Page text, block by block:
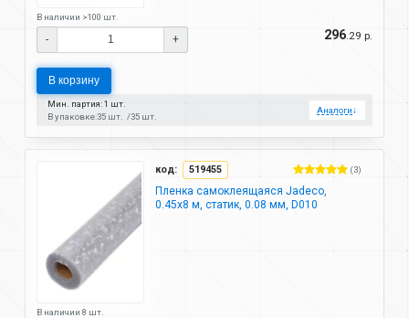
В наличии >100 шт.
- + 296.29 р.
В корзину
Мин. партия: 1 шт.
В упаковке:35 шт. 35 шт.
Аналоги↓
код: 519455 (3)
Пленка самоклеящаяся Jadeco,
0.45х8 м, статик, 0.08 мм, D010
В наличии 8 шт.